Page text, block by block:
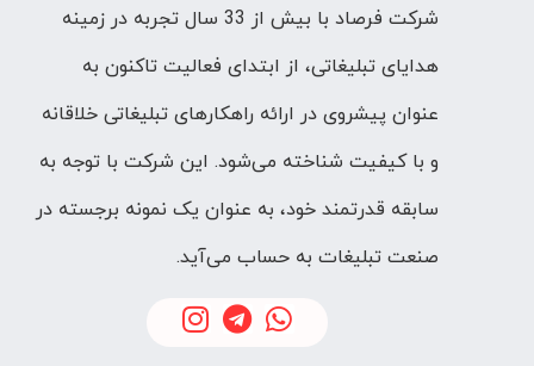
شرکت فرصاد با بیش از 33 سال تجربه در زمینه
هدایای تبلیغاتی، از ابتدای فعالیت تاکنون به
عنوان پیشروی در ارائه راهکارهای تبلیغاتی خلاقانه
و با کیفیت شناخته می‌شود. این شرکت با توجه به
سابقه قدرتمند خود، به عنوان یک نمونه برجسته در
صنعت تبلیغات به حساب می‌آید.